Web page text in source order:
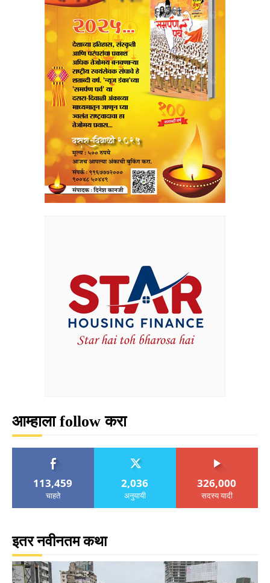
आम्हाला follow करा
113,459
चाहते
2,036
अनुयायी
326,000
सदस्य यादी
इतर नवीनतम कथा